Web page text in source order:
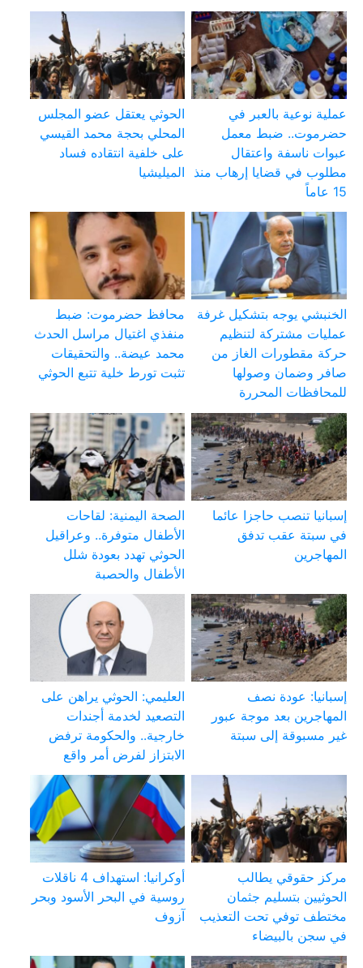
عملية نوعية بالعبر في
حضرموت.. ضبط معمل
عبوات ناسفة واعتقال
مطلوب في قضايا إرهاب منذ
15 عاماً
الحوثي يعتقل عضو المجلس
المحلي بحجة محمد القيسي
على خلفية انتقاده فساد
الميليشيا
الخنبشي يوجه بتشكيل غرفة
عمليات مشتركة لتنظيم
حركة مقطورات الغاز من
صافر وضمان وصولها
للمحافظات المحررة
محافظ حضرموت: ضبط
منفذي اغتيال مراسل الحدث
محمد عيضة.. والتحقيقات
تثبت تورط خلية تتبع الحوثي
إسبانيا تنصب حاجزا عائما
في سبتة عقب تدفق
المهاجرين
الصحة اليمنية: لقاحات
الأطفال متوفرة.. وعراقيل
الحوثي تهدد بعودة شلل
الأطفال والحصبة
إسبانيا: عودة نصف
المهاجرين بعد موجة عبور
غير مسبوقة إلى سبتة
العليمي: الحوثي يراهن على
التصعيد لخدمة أجندات
خارجية.. والحكومة ترفض
الابتزاز لفرض أمر واقع
مركز حقوقي يطالب
الحوثيين بتسليم جثمان
مختطف توفي تحت التعذيب
في سجن بالبيضاء
أوكرانيا: استهداف 4 ناقلات
روسية في البحر الأسود وبحر
آزوف